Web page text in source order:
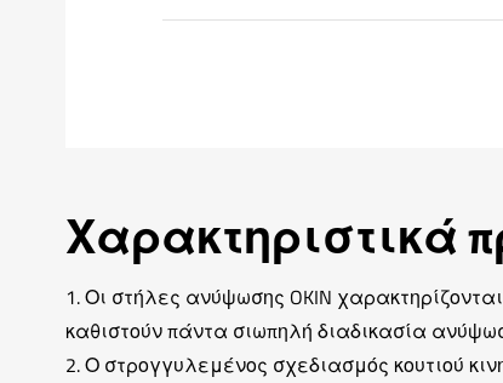
Χαρακτηριστικά
1. Οι στήλες ανύψωσης OKIN
καθιστούν πάντα σιωπηλή διαδικασία
2. Ο στρογγυλεμένος σχεδιασμός κουτιού